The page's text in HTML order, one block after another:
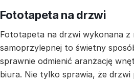
Fototapeta na drzwi
Fototapeta na drzwi wykonana z
samoprzylepnej to świetny
sprawnie odmienić aranżację
biura. Nie tylko sprawia, że drzwi